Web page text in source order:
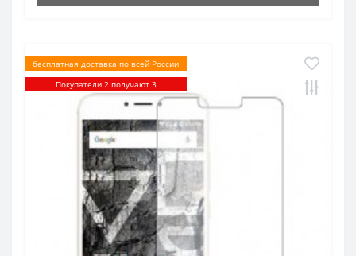
бесплатная доставка по всей России
Покупатели 2 получают 3